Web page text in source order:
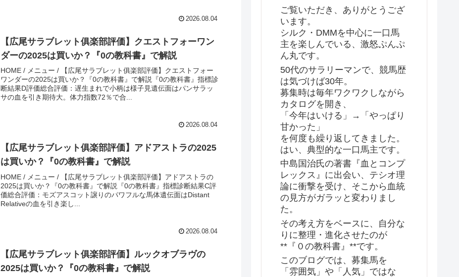
2026.08.04
【広尾サラブレット俱楽部評価】クエストフォーワン
ダーの2025は買いか？『0の教科書』で解説
HOME / メニュー / 【広尾サラブレット俱楽部評価】クエストフォー
ワンダーの2025は買いか？『0の教科書』で解説『0の教科書』指標診
断結果D評価総合評価：遅生まれで小柄は様子見遺伝面はパンサラッ
サの血を引き期待大。体力指数72％で合...
2026.08.04
【広尾サラブレット俱楽部評価】アドアストラの2025
は買いか？『0の教科書』で解説
HOME / メニュー / 【広尾サラブレット俱楽部評価】アドアストラの
2025は買いか？『0の教科書』で解説『0の教科書』指標診断結果C評
価総合評価：モズアスコット譲りのパワフルな馬体遺伝面はDistant
Relativeの血を引き楽し...
2026.08.04
【広尾サラブレット俱楽部評価】ルックオブラヴの
2025は買いか？『0の教科書』で解説
ご覧いただき、ありがとうござ
います。
シルク・DMMを中心に一口馬
主を楽しんでいる、激怒ぷんぷ
ん丸です。
50代のサラリーマンで、競馬歴
は気づけば30年。
募集時は毎年ワクワクしながら
カタログを開き、
「今年はいける」→「やっぱり
甘かった」
を何度も繰り返してきました。
はい、典型的な一口馬主です。
中島国治氏の著書『血とコンプ
レックス』に出会い、テシオ理
論に衝撃を受け、そこから血統
の見方がガラッと変わりまし
た。
その考え方をベースに、自分な
りに整理・進化させたのが
**『０の教科書』**です。
このブログでは、募集馬を
「雰囲気」や「人気」ではな